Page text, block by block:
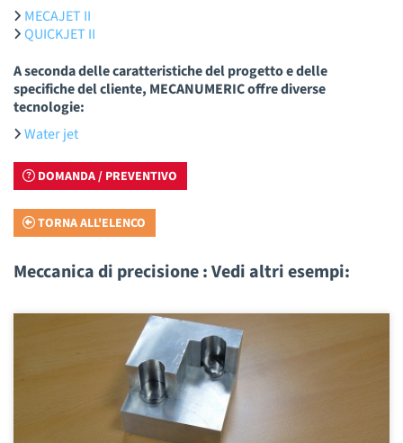
MECAJET II
QUICKJET II
A seconda delle caratteristiche del progetto e delle
specifiche del cliente, MECANUMERIC offre diverse
tecnologie:
Water jet
DOMANDA / PREVENTIVO
TORNA ALL'ELENCO
Meccanica di precisione : Vedi altri esempi: